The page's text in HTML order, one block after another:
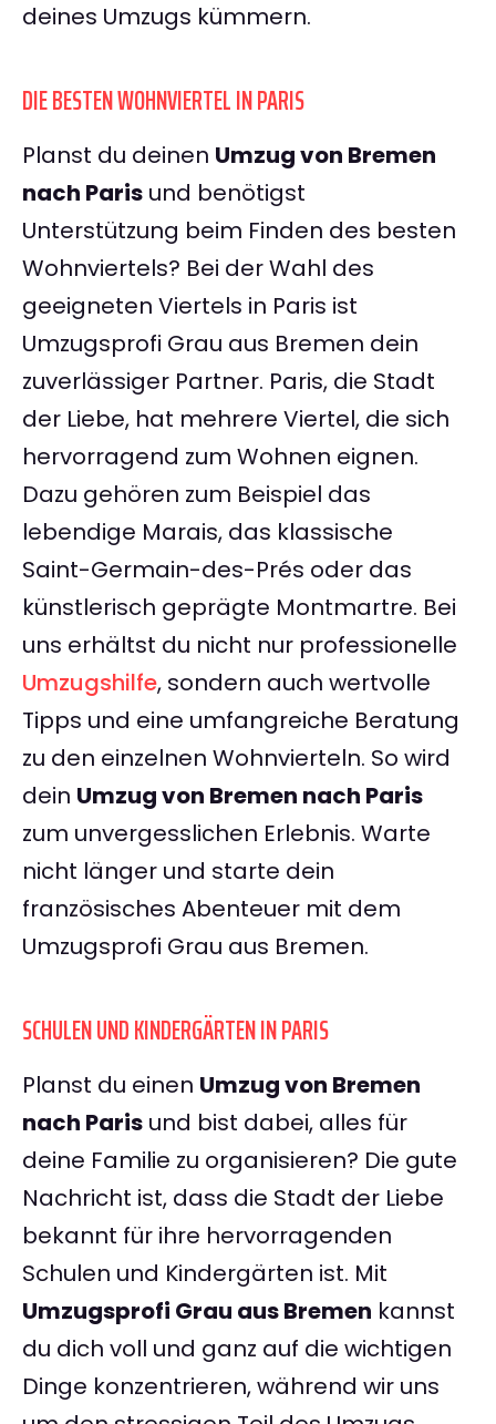
deines Umzugs kümmern.
DIE BESTEN WOHNVIERTEL IN PARIS
Planst du deinen Umzug von Bremen
nach Paris und benötigst
Unterstützung beim Finden des besten
Wohnviertels? Bei der Wahl des
geeigneten Viertels in Paris ist
Umzugsprofi Grau aus Bremen dein
zuverlässiger Partner. Paris, die Stadt
der Liebe, hat mehrere Viertel, die sich
hervorragend zum Wohnen eignen.
Dazu gehören zum Beispiel das
lebendige Marais, das klassische
Saint-Germain-des-Prés oder das
künstlerisch geprägte Montmartre. Bei
uns erhältst du nicht nur professionelle
Umzugshilfe, sondern auch wertvolle
Tipps und eine umfangreiche Beratung
zu den einzelnen Wohnvierteln. So wird
dein Umzug von Bremen nach Paris
zum unvergesslichen Erlebnis. Warte
nicht länger und starte dein
französisches Abenteuer mit dem
Umzugsprofi Grau aus Bremen.
SCHULEN UND KINDERGÄRTEN IN PARIS
Planst du einen Umzug von Bremen
nach Paris und bist dabei, alles für
deine Familie zu organisieren? Die gute
Nachricht ist, dass die Stadt der Liebe
bekannt für ihre hervorragenden
Schulen und Kindergärten ist. Mit
Umzugsprofi Grau aus Bremen kannst
du dich voll und ganz auf die wichtigen
Dinge konzentrieren, während wir uns